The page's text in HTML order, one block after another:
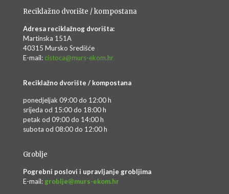
Reciklažno dvorište / kompostana
Adresa reciklažnog dvorišta:
Martinska 151A
40315 Mursko Središće
E-mail: cistoca@murs-ekom.hr
Reciklažno dvorište / kompostana
ponedjeljak 09:00 do 12:00 h
srijeda od 15:00 do 18:00 h
petak od 09:00 do 14:00 h
subota od 08:00 do 12:00 h
Groblje
Pogrebni poslovi i upravljanje grobljima
E-mail: groblje@murs-ekom.hr